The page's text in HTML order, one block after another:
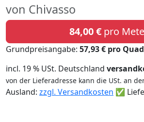
von Chivasso
84,00 €pro
Grundpreisangabe: 57,93 € pro
incl. 19 % USt. Deutschland
von der Lieferadresse kann die USt. an
Ausland: zzgl. Versandkosten ✅